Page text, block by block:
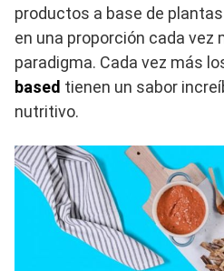
productos a base de
en una proporción cada vez
paradigma. Cada vez más
based tienen un sabor
nutritivo.